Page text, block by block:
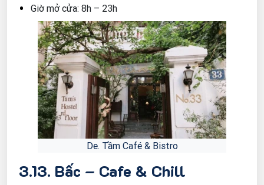
Giờ mở cửa: 8h – 23h
De. Tầm Café & Bistro
3.13. Bấc – Cafe & Chill